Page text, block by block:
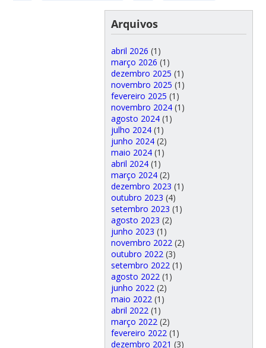
Arquivos
abril 2026 (1)
março 2026 (1)
dezembro 2025 (1)
novembro 2025 (1)
fevereiro 2025 (1)
novembro 2024(1)
agosto 2024(1)
julho 2024(1)
junho 2024(2)
maio 2024(1)
abril 2024(1)
março 2024(2)
dezembro 2023 (1)
outubro 2023 (4)
setembro 2023 (1)
agosto 2023 (2)
junho 2023 (1)
novembro 2022 (2)
outubro 2022 (3)
setembro 2022 (1)
agosto 2022 (1)
junho 2022 (2)
maio 2022 (1)
abril 2022 (1)
março 2022 (2)
fevereiro 2022 (1)
dezembro 2021 (3)